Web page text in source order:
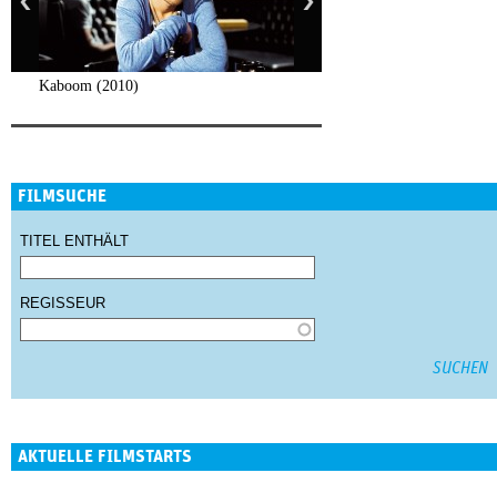
Kaboom (2010)
FILMSUCHE
TITEL ENTHÄLT
REGISSEUR
AKTUELLE FILMSTARTS